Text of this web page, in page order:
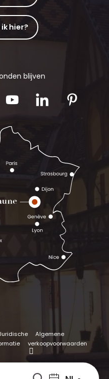
hier?
blijven
Algemene
verkoopvoorwaarden